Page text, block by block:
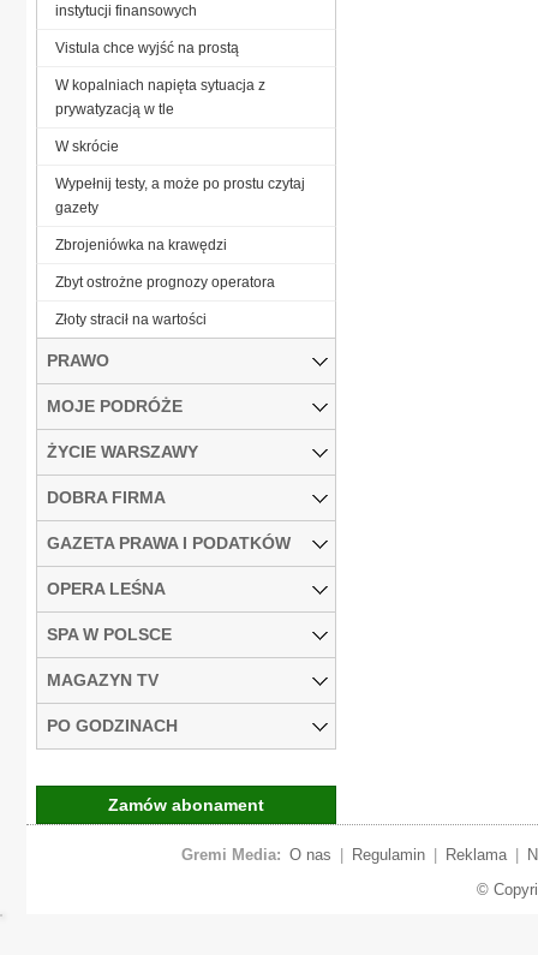
instytucji finansowych
Vistula chce wyjść na prostą
W kopalniach napięta sytuacja z
prywatyzacją w tle
W skrócie
Wypełnij testy, a może po prostu czytaj
gazety
Zbrojeniówka na krawędzi
Zbyt ostrożne prognozy operatora
Złoty stracił na wartości
PRAWO
MOJE PODRÓŻE
ŻYCIE WARSZAWY
DOBRA FIRMA
GAZETA PRAWA I PODATKÓW
OPERA LEŚNA
SPA W POLSCE
MAGAZYN TV
PO GODZINACH
Zamów abonament
Gremi Media: O nas Regulamin Reklama
©